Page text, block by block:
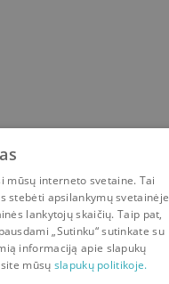
mūsų interneto svetaine. Tai
stebėti apsilankymų svetainėje
lankytojų skaičių. Taip pat,
„Sutinku“ sutinkate su
informaciją apie slapukų
mūsų slapukų politikoje.